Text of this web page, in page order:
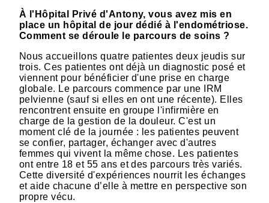
À l'Hôpital Privé d'Antony, vous avez mis en
place un hôpital de jour dédié à l'endométriose.
Comment se déroule le parcours de soins ?
Nous accueillons quatre patientes deux jeudis sur
trois. Ces patientes ont déjà un diagnostic posé et
viennent pour bénéficier d'une prise en charge
globale. Le parcours commence par une IRM
pelvienne (sauf si elles en ont une récente). Elles
rencontrent ensuite en groupe l'infirmière en
charge de la gestion de la douleur. C'est un
moment clé de la journée : les patientes peuvent
se confier, partager, échanger avec d'autres
femmes qui vivent la même chose. Les patientes
ont entre 18 et 55 ans et des parcours très variés.
Cette diversité d'expériences nourrit les échanges
et aide chacune d’elle à mettre en perspective son
propre vécu.